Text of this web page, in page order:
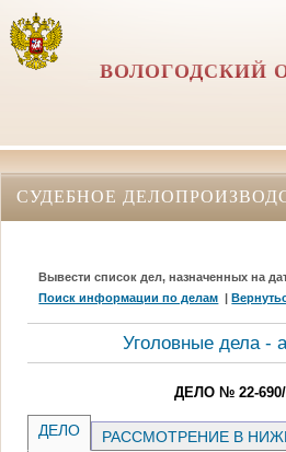
ВОЛОГОДСКИЙ
СУДЕБНОЕ
Вывести список дел, назначенных на
Поиск информации по делам |
Уголовные дела -
ДЕЛО № 22-690/
ДЕЛО РАССМОТРЕНИЕ В